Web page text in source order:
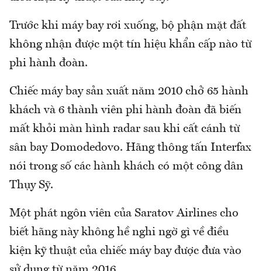
Trước khi máy bay rơi xuống, bộ phận mặt đất
không nhận được một tín hiệu khẩn cấp nào từ
phi hành đoàn.
Chiếc máy bay sản xuất năm 2010 chở 65 hành
khách và 6 thành viên phi hành đoàn đã biến
mất khỏi màn hình radar sau khi cất cánh từ
sân bay Domodedovo. Hãng thông tấn Interfax
nói trong số các hành khách có một công dân
Thụy Sỹ.
Một phát ngôn viên của Saratov Airlines cho
biết hãng này không hề nghi ngờ gì về điều
kiện kỹ thuật của chiếc máy bay được đưa vào